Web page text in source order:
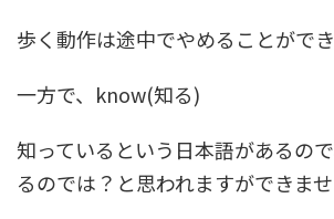
歩く動作は途中でやめることができ
一方で、know(知る)
知っているという日本語があるの
るのでは？と思われますができませ